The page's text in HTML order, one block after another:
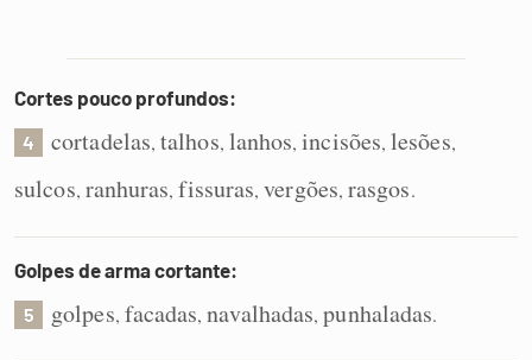
Cortes pouco profundos:
4 cortadelas, talhos, lanhos,incisões,lesões,
sulcos, ranhuras,fissuras,vergões, rasgos.
Golpes de arma cortante:
5 golpes, facadas,navalhadas,punhaladas.